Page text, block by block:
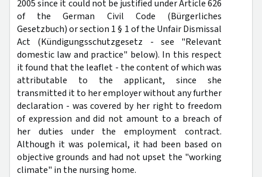
2005 since it could not be justified under Article 626
of the German Civil Code (Bürgerliches
Gesetzbuch) or section 1 § 1 of the Unfair Dismissal
Act (Kündigungsschutzgesetz - see "Relevant
domestic law and practice" below). In this respect
it found that the leaflet - the content of which was
attributable to the applicant, since she
transmitted it to her employer without any further
declaration - was covered by her right to freedom
of expression and did not amount to a breach of
her duties under the employment contract.
Although it was polemical, it had been based on
objective grounds and had not upset the "working
climate" in the nursing home.